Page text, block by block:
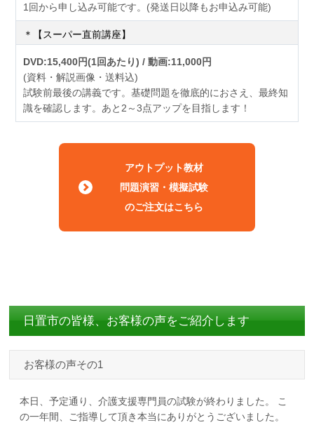
1回から申し込み可能です。(発送日以降もお申込み可能)
＊【スーパー直前講座】
DVD:15,400円(1回あたり) / 動画:11,000円
(資料・解説画像・送料込)
試験前最後の講義です。基礎問題を徹底的におさえ、最終知
識を確認します。あと2～3点アップを目指します！
アウトプット教材
問題演習・模擬試験
のご注文はこちら
日置市の皆様、お客様の声をご紹介します
お客様の声その1
本日、予定通り、介護支援専門員の試験が終わりました。 こ
の一年間、ご指導して頂き本当にありがとうございました。